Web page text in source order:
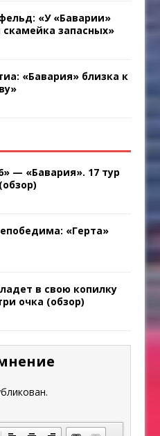
«У «Баварии»
запасных»
«Бавария» близка к
— «Бавария». 17 тур
«Герта»
в свою копилку
очка (обзор)